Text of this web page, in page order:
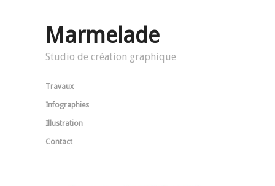
Marmelade
Studio de création graphique
Travaux
Infographies
Illustration
Contact